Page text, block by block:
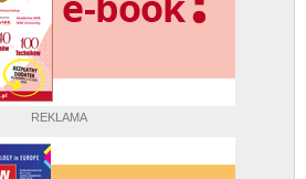
REKLAMA